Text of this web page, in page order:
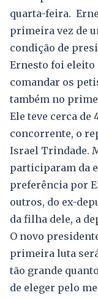
quarta-feira.
primeira vez de
condição de
Ernesto foi eleito
comandar os
também no
Ele teve cerca de
concorrente, o
Israel Trindade.
participaram da
preferência por
outros, do ex-
da filha dele, a
O novo
primeira luta
tão grande
de eleger pelo